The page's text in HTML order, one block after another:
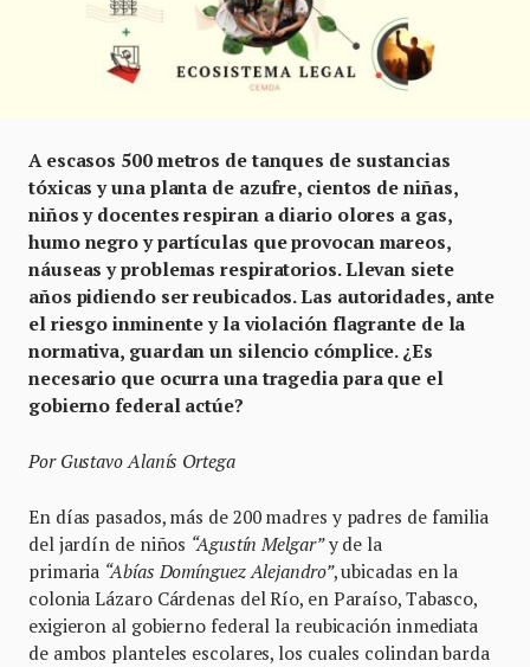
A escasos 500 metros de tanques de sustancias
tóxicas y una planta de azufre, cientos de niñas,
niños y docentes respiran a diario olores a gas,
humo negro y partículas que provocan mareos,
náuseas y problemas respiratorios. Llevan siete
años pidiendo ser reubicados. Las autoridades, ante
el riesgo inminente y la violación flagrante de la
normativa, guardan un silencio cómplice. ¿Es
necesario que ocurra una tragedia para que el
gobierno federal actúe?
Por Gustavo Alanís Ortega
En días pasados, más de 200 madres y padres de familia
del jardín de niños “Agustín Melgar”y de la
primaria “Abías Domínguez Alejandro”, ubicadas en la
colonia Lázaro Cárdenas del Río, en Paraíso, Tabasco,
exigieron al gobierno federal la reubicación inmediata
de ambos planteles escolares, los cuales colindan barda